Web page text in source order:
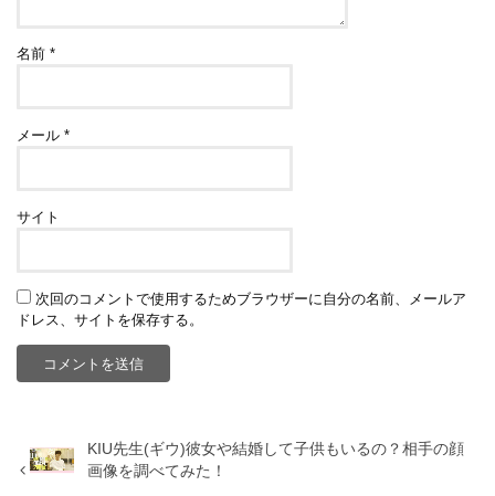
名前*
メール*
サイト
次回のコメントで使用するためブラウザーに自分の名前、メールア
ドレス、サイトを保存する。
KIU先生(ギウ)彼女や結婚して子供もいるの？相手の顔
画像を調べてみた！